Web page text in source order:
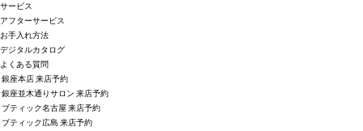
サービス
アフターサービス
お手入れ方法
デジタルカタログ
よくある質問
銀座本店 来店予約
銀座並木通りサロン 来店予約
ブティック名古屋 来店予約
ブティック広島 来店予約